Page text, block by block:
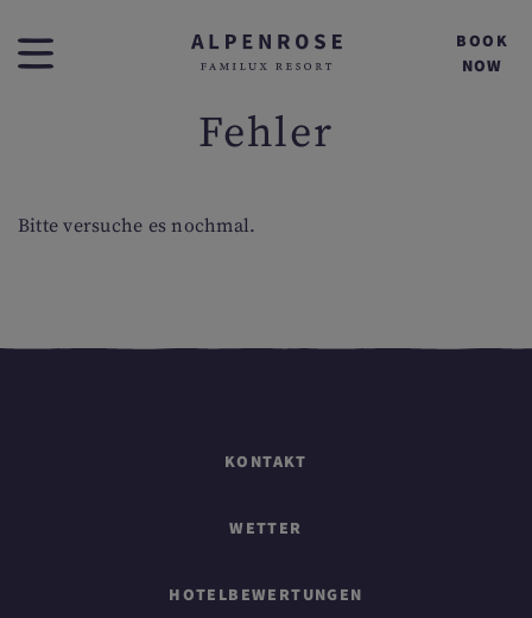
BOOK
NOW
Fehler
Bitte versuche es nochmal.
KONTAKT
WETTER
HOTELBEWERTUNGEN